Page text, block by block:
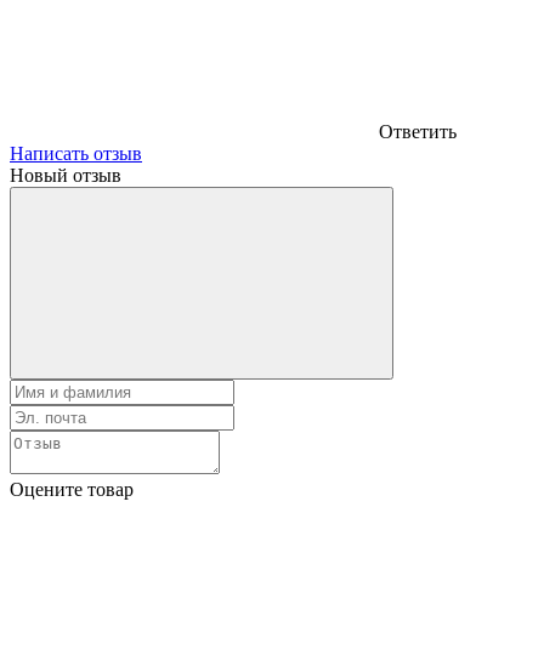
Ответить
Написать отзыв
Новый отзыв
Оцените товар